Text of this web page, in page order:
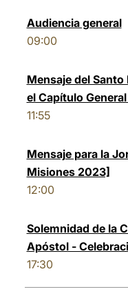
Audiencia general
09:00
Mensaje del
el Capítulo
11:55
Mensaje para la
Misiones 2023]
12:00
Solemnidad de la
Apóstol -
17:30